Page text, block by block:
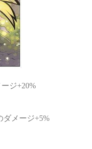
ジ+20%
ダメージ+5%